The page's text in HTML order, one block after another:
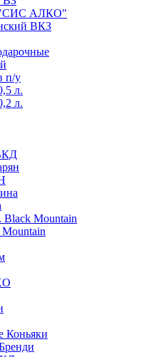
"СИС АЛКО"
ВКЗ
п/у
л.
л.
Black Mountain
Коньяки